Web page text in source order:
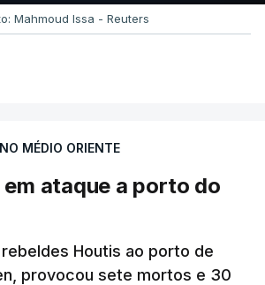
Mahmoud Issa - Reuters
MÉDIO ORIENTE
ataque a porto do
Houtis ao porto de
provocou sete mortos e 30